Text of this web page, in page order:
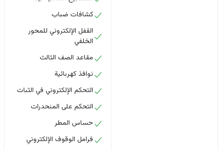
كشافات ضباب
القفل الإلكتروني للمحور
الخلفي
مقاعد الصف الثالث
نوافذ كهربائية
التحكم الإلكتروني في الثبات
التحكم على المنحدرات
حساس المطر
فرامل الوقوف الإلكتروني